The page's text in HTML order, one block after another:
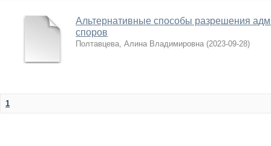
Альтернативные способы разрешения
споров
Полтавцева, Алина Владимировна (2023-09-28)
1